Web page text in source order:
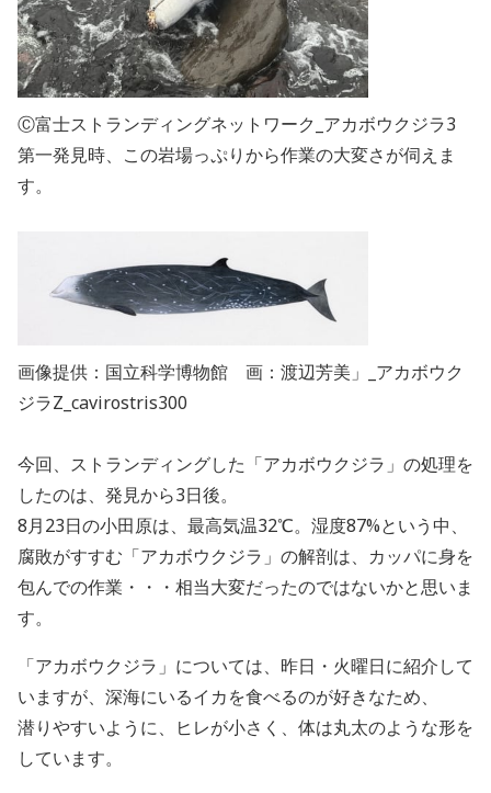
Ⓒ富士ストランディングネットワーク_アカボウクジラ3
第一発見時、この岩場っぷりから作業の大変さが伺えま
す。
画像提供：国立科学博物館 画：渡辺芳美」_アカボウク
ジラZ_cavirostris300
今回、ストランディングした「アカボウクジラ」の処理を
したのは、発見から3日後。
8月23日の小田原は、最高気温32℃。湿度87%という中、
腐敗がすすむ「アカボウクジラ」の解剖は、カッパに身を
包んでの作業・・・相当大変だったのではないかと思いま
す。
「アカボウクジラ」については、昨日・火曜日に紹介して
いますが、深海にいるイカを食べるのが好きなため、
潜りやすいように、ヒレが小さく、体は丸太のような形を
しています。